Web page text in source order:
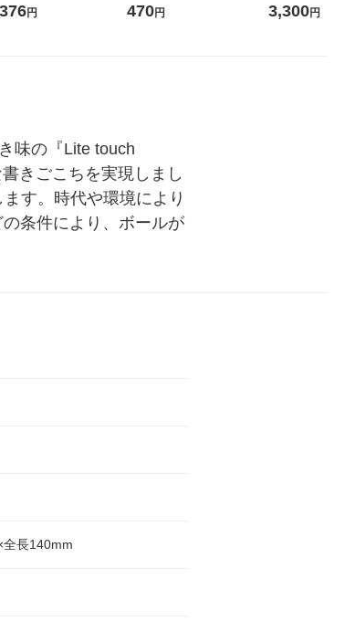
合 スコッティフラワー
円
ックティッシュ フィオナ オ
470円
か 無洗米 5kg
3,300円
味の『Lite touch
きごこちを実現しまし
す。時代や環境により
条件により、ボールが
長140mm